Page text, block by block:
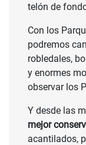
telón de
Con los
podremos
robledales,
y enormes
observar los
Y desde las
mejor
acantilados,